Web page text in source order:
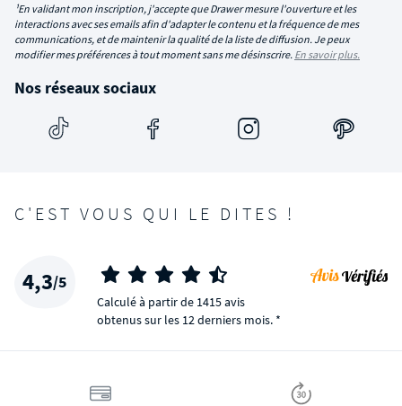
¹En validant mon inscription, j'accepte que Drawer mesure l'ouverture et les
interactions avec ses emails afin d'adapter le contenu et la fréquence de mes
communications, et de maintenir la qualité de la liste de diffusion. Je peux
modifier mes préférences à tout moment sans me désinscrire. En savoir plus.
Nos réseaux sociaux
C'EST VOUS QUI LE DITES !
4,3/5
Calculé à partir de 1415 avis
obtenus sur les 12 derniers mois. *